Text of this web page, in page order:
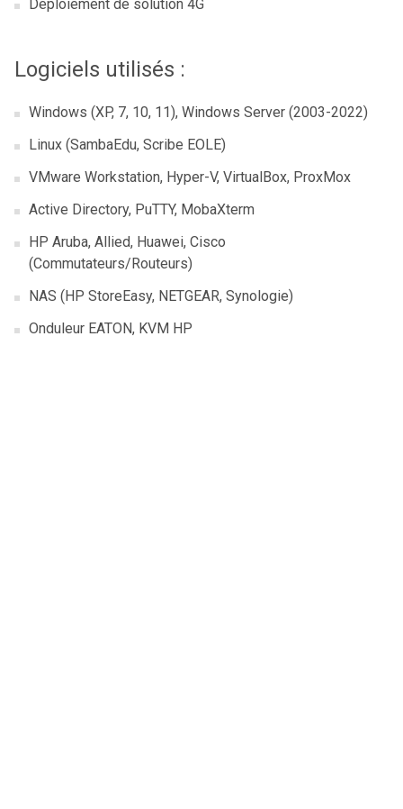
Déploiement de solution 4G
Logiciels utilisés :
Windows (XP, 7, 10, 11), Windows Server (2003-2022)
Linux (SambaEdu, Scribe EOLE)
VMware Workstation, Hyper-V, VirtualBox, ProxMox
Active Directory, PuTTY, MobaXterm
HP Aruba, Allied, Huawei, Cisco
(Commutateurs/Routeurs)
NAS (HP StoreEasy, NETGEAR, Synologie)
Onduleur EATON, KVM HP